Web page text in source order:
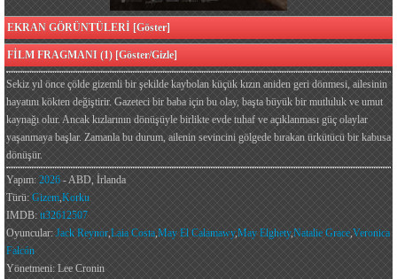
EKRAN GÖRÜNTÜLERİ [Göster]
FİLM FRAGMANI (1) [Göster/Gizle]
Sekiz yıl önce çölde gizemli bir şekilde kaybolan küçük kızın aniden geri dönmesi, ailesinin
hayatını kökten değiştirir. Gazeteci bir baba için bu olay, başta büyük bir mutluluk ve umut
kaynağı olur. Ancak kızlarının dönüşüyle birlikte evde tuhaf ve açıklanması güç olaylar
yaşanmaya başlar. Zamanla bu durum, ailenin sevincini gölgede bırakan ürkütücü bir kabusa
dönüşür.
Yapım: 2026 - ABD, İrlanda
Türü: Gizem,Korku
IMDB: tt32612507
Oyuncular: Jack Reynor,Laia Costa,May El Calamawy,May Elghety,Natalie Grace,Veronica
Falcón
Yönetmeni: Lee Cronin